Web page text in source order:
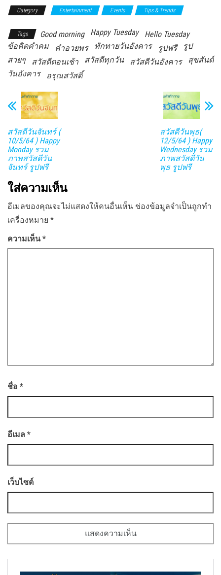
Category Entertainment Events Tips & Trends
Tags Good morning Happy Tuesday
Hello Tuesday
ข้อคิดคำคม
คำอวยพร ทักทายวันอังคาร รูปฟรี
รูป
สวยๆ
สวัสดีตอนเช้า สวัสดีทุกวัน สวัสดีวันอังคาร
สุขสันต์
วันอังคาร
อรุณสวัสดิ์
สวัสดีวันจันทร์ (
10/5/64 ) Happy
Monday รวม
ภาพสวัสดีวัน
จันทร์ รูปฟรี
สวัสดีวันพุธ(
12/5/64 ) Happy
Wednesday รวม
ภาพสวัสดีวัน
พุธ รูปฟรี
ใส่ความเห็น
อีเมลของคุณจะไม่แสดงให้คนอื่นเห็น ช่องข้อมูลจำเป็นถูกทำ
เครื่องหมาย *
ความเห็น*
ชื่อ *
อีเมล *
เว็บไซต์